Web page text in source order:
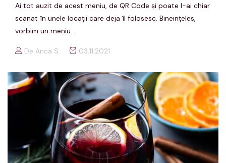
Ai tot auzit de acest meniu, de QR Code şi poate l-ai chiar
scanat în unele locaţii care deja îl folosesc. Bineinţeles,
vorbim un meniu...
De Anca S. 03.11.2021